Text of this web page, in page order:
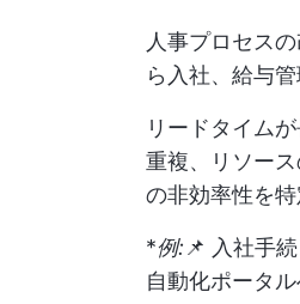
人事プロセス
ら入社、給与
リードタイム
重複、リソー
の非効率性を
*例: 📌 入社手
自動化ポータ